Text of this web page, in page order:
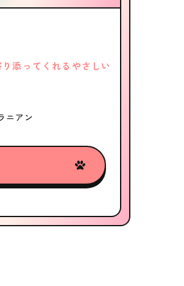
添ってくれるやさしい
ニアン